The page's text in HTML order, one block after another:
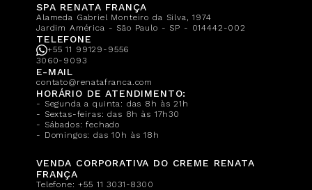
SPA RENATA FRANÇA
Alameda Gabriel Monteiro da Silva, 1974
Jardim América - São Paulo - SP - 014442-002
TELEFONE
+55 11 99129-9556
3060-9093
E-MAIL
contato@renatafranca.com
HORÁRIO DE ATENDIMENTO:
- Segunda a quinta: das 8h às 21h
- Sextas-feiras: das 8h às 17h30
- Sábados: fechado
- Domingos: das 10h às 18h
VENDA CORPORATIVA DO CREME RENATA
FRANÇA
Telefone:+55 11 3031-8300